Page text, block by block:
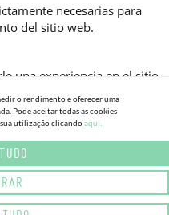
necesarias para
del sitio web.
una experiencia en el sitio
de producto
frecuentemente
nos ayuda a mejorar aún
publicitarios enviarle
o rendimento e oferecer uma
Pode aceitar todas as cookies
utilização clicandoaqui.